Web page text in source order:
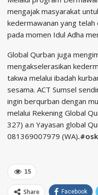
mengajak masyarakat
kedermawanan yang telah
pada momen Idul Adha
Global Qurban juga
mengakselerasikan
takwa melalui ibadah
sesama. ACT Sumsel
ingin berqurban dengan
melalui Rekening Global
327) a.n Yayasan global
081369007979 (WA).#osk
15
Share Facebook